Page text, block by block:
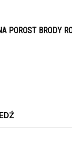
POROST BRODY